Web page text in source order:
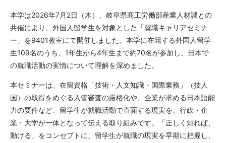
本学は2026年7月 2日（木）、岐阜県商工労働部産業人材課との
共催により、外国人留学生を対象とした「就職キャリアセミナ
ー」を9401教室にて開催しました。本学に在籍する外国人留学
生109名のうち、1年生から4年生まで約70名が参加し、日本で
の就職活動の実情について理解を深めました。
本セミナーは、在留資格「技術・人文知識・国際業務」（技人
国）の取得をめぐる入管審査の厳格化や、企業が求める日本語能
力の要件など、留学生が就職活動で直面する現実を、行政・企
業・大学が一体となって伝える取り組みです。「正しく知れば、
動ける」をコンセプトに、留学生が就職の現実を早期に把握し、